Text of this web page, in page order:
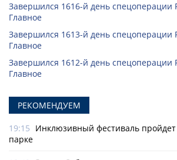
Завершился 1616-й день спецоперации
Главное
Завершился 1613-й день спецоперации
Главное
Завершился 1612-й день спецоперации
Главное
РЕКОМЕНДУЕМ
19:15 Инклюзивный фестиваль пройдет
парке